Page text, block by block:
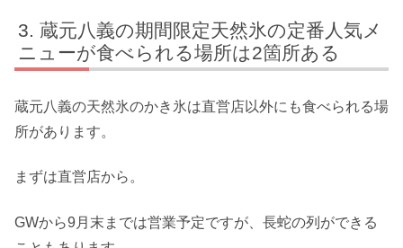
蔵元八義の期間限定天然氷の定番人気メ
ニューが食べられる場所は2箇所ある
蔵元八義の天然氷のかき氷は直営店以外にも食べられる場
所があります。
まずは直営店から。
GWから9月末までは営業予定ですが、長蛇の列ができる